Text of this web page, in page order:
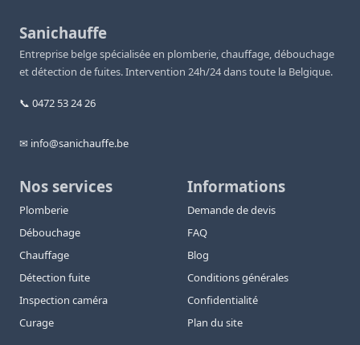
Sanichauffe
Entreprise belge spécialisée en plomberie, chauffage, débouchage
et détection de fuites. Intervention 24h/24 dans toute la Belgique.
📞 0472 53 24 26
✉ info@sanichauffe.be
Nos services
Plomberie
Débouchage
Chauffage
Détection fuite
Inspection caméra
Curage
Informations
Demande de devis
FAQ
Blog
Conditions générales
Confidentialité
Plan du site